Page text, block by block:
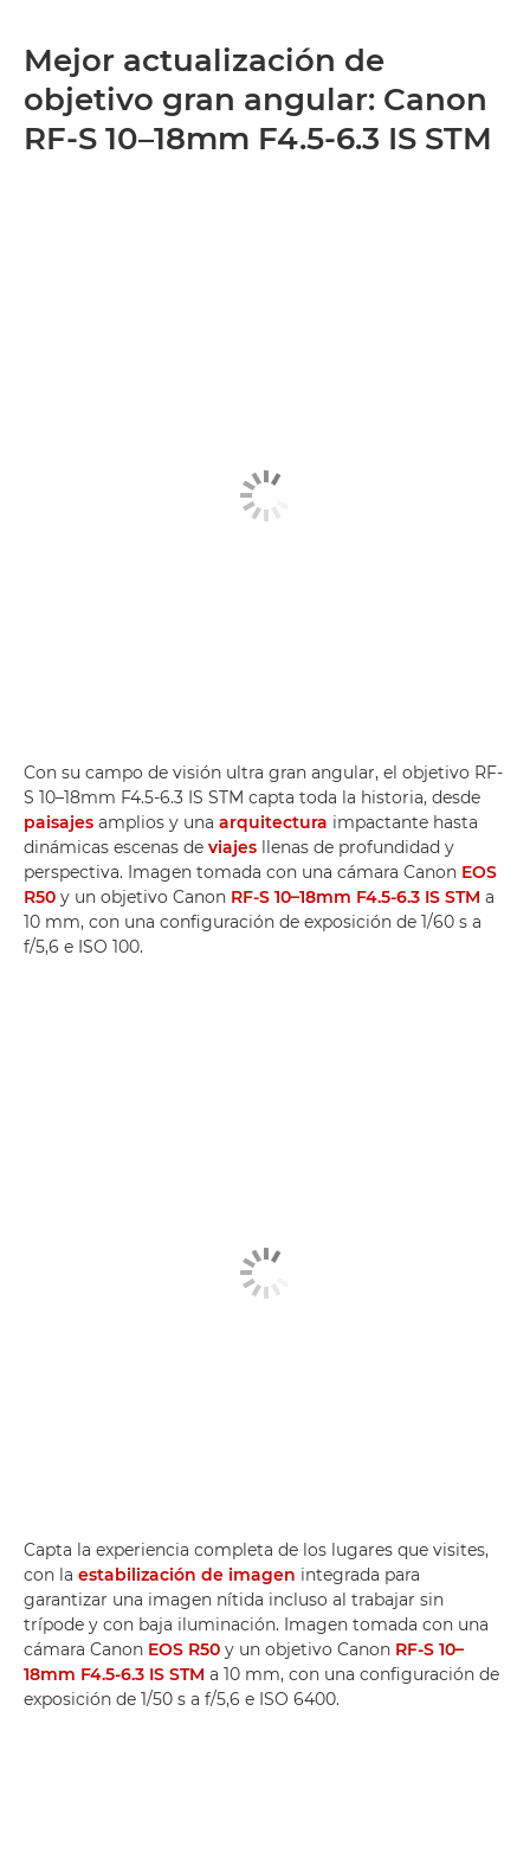
Mejor actualización de
objetivo gran angular: Canon
RF-S 10–18mm F4.5-6.3 IS STM
Con su campo de visión ultra gran angular, el objetivo RF-
S 10–18mm F4.5-6.3 IS STM capta toda la historia, desde
paisajes amplios y una arquitectura impactante hasta
dinámicas escenas de viajes llenas de profundidad y
perspectiva. Imagen tomada con una cámara Canon EOS
R50 y un objetivo Canon RF-S 10–18mm F4.5-6.3 IS STM a
10 mm, con una configuración de exposición de 1/60 s a
f/5,6 e ISO 100.
Capta la experiencia completa de los lugares que visites,
con la estabilización de imagen integrada para
garantizar una imagen nítida incluso al trabajar sin
trípode y con baja iluminación. Imagen tomada con una
cámara Canon EOS R50 y un objetivo Canon RF-S 10–
18mm F4.5-6.3 IS STM a 10 mm, con una configuración de
exposición de 1/50 s a f/5,6 e ISO 6400.